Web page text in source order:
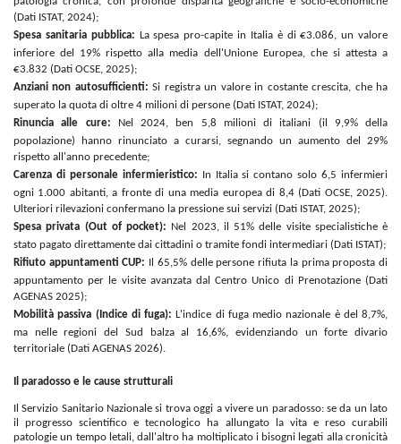
(Dati ISTAT, 2024);
Spesa sanitaria pubblica:
La spesa pro-capite in Italia è di €3.086, un valore
inferiore del 19% rispetto alla media dell'Unione Europea, che si attesta a
€3.832 (Dati OCSE, 2025);
Anziani non autosufficienti: Si registra un valore in costante crescita, che ha
superato la quota di oltre 4 milioni di persone (Dati ISTAT, 2024);
Rinuncia alle cure:
Nel 2024, ben 5,8 milioni di italiani (il 9,9% della
popolazione) hanno rinunciato a curarsi, segnando un aumento del 29%
rispetto all'anno precedente;
Carenza di personale infermieristico: In Italia si contano solo 6,5 infermieri
ogni 1.000 abitanti, a fronte di una media europea di 8,4 (Dati OCSE, 2025).
Ulteriori rilevazioni confermano la pressione sui servizi (Dati ISTAT, 2025);
Spesa privata (Out of pocket):
Nel 2023, il 51% delle visite specialistiche è
stato pagato direttamente dai cittadini o tramite fondi intermediari (Dati ISTAT);
Rifiuto appuntamenti CUP:
Il 65,5% delle persone rifiuta la prima proposta di
appuntamento per le visite avanzata dal Centro Unico di Prenotazione (Dati
AGENAS 2025);
Mobilità passiva (Indice di fuga): L'indice di fuga medio nazionale è del 8,7%,
ma nelle regioni del Sud balza al 16,6%, evidenziando un forte divario
territoriale (Dati AGENAS 2026).
Il paradosso e le cause strutturali
Il Servizio Sanitario Nazionale si trova oggi a vivere un paradosso: se da un lato
il progresso scientifico e tecnologico ha allungato la vita e reso curabili
patologie un tempo letali, dall'altro ha moltiplicato i bisogni legati alla cronicità